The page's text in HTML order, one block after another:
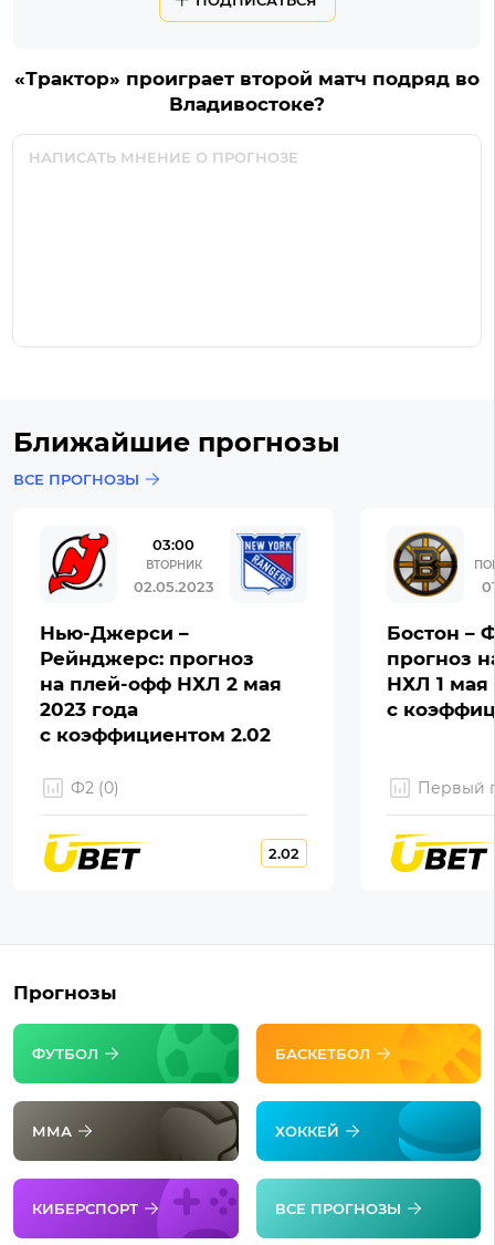
«Трактор» проиграет второй матч подряд во
Владивостоке?
Ближайшие прогнозы
ВСЕ ПРОГНОЗЫ
03:00
ВТОРНИК
02.05.2023
Нью-Джерси –
Рейнджерс: прогноз
на плей-офф НХЛ 2 мая
2023 года
с коэффициентом 2.02
Ф2 (0)
2.02
Бостон –
прогноз
НХЛ 1 мая
с
Первый
Прогнозы
ФУТБОЛ БАСКЕТБОЛ
ММА ХОККЕЙ
КИБЕРСПОРТ ВСЕ ПРОГНОЗЫ